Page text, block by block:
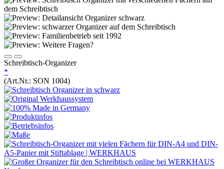
Schreibtisch-Organizer
*
(Art.Nr.: SON 1004)